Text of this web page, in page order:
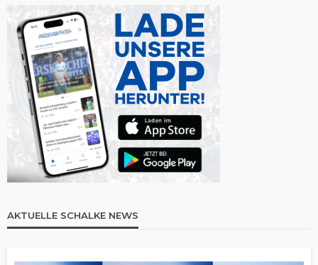
AKTUELLE SCHALKE NEWS